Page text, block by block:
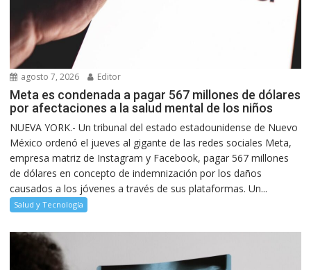
agosto 7, 2026 Editor
Meta es condenada a pagar 567 millones de dólares
por afectaciones a la salud mental de los niños
NUEVA YORK.- Un tribunal del estado estadounidense de Nuevo
México ordenó el jueves al gigante de las redes sociales Meta,
empresa matriz de Instagram y Facebook, pagar 567 millones
de dólares en concepto de indemnización por los daños
causados a los jóvenes a través de sus plataformas. Un...
Salud y Tecnología